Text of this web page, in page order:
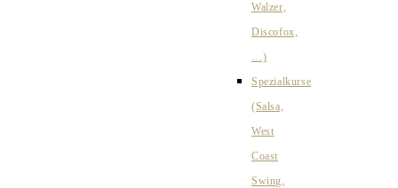
Walzer,
Discofox,
…)
Spezialkurse
(Salsa,
West
Coast
Swing,